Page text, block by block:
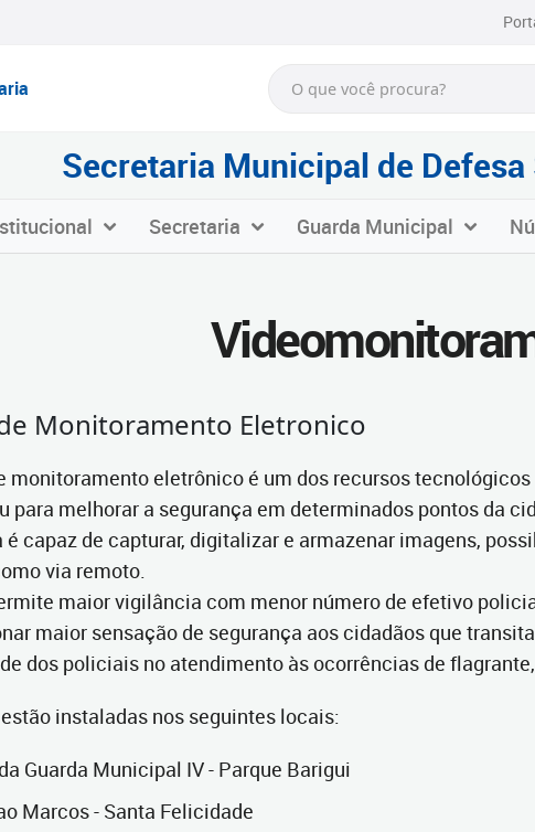
Secretaria Municipal de
Secretaria Guarda Municipal
Monitoramento Eletronico
monitoramento eletrônico é um dos recursos
para melhorar a segurança em determinados pontos da
capaz de capturar, digitalizar e armazenar imagens,
via remoto.
maior vigilância com menor número de efetivo
maior sensação de segurança aos cidadãos que
dos policiais no atendimento às ocorrências de
instaladas nos seguintes locais:
Guarda Municipal IV - Parque Barigui
Marcos - Santa Felicidade